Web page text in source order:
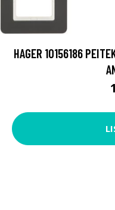
HAGER 10156186